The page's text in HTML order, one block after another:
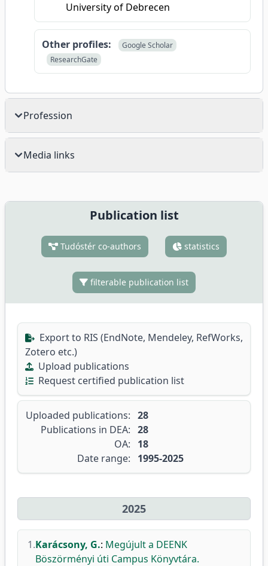
University of Debrecen
Other profiles:
Google Scholar
ResearchGate
Profession
Media links
Publication list
Tudóstér co-authors statistics
filterable publication list
Export to RIS (EndNote, Mendeley, RefWorks,
Zotero etc.)
Upload publications
Request certified publication list
Uploaded publications: 28
Publications in DEA: 28
OA:
18
Date range:
1995-2025
2025
1.Karácsony, G.: Megújult a DEENK
Böszörményi úti Campus Könyvtára.